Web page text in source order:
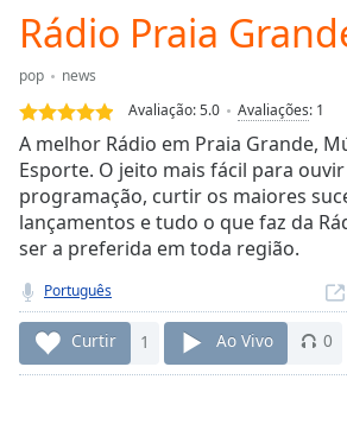
Current
Time0:00
Duration
Loaded:
0.00%
Stream
TypeLIVE
Seek to
live,
currently
behind
live LIVE
Remaining
Time-
Rádio Praia
pop
news
Avaliação:5.0 Avaliações: 1
A melhor Rádio em Praia Grande,
Esporte. O jeito mais fácil para
programação, curtir os maiores
lançamentos e tudo o que faz da
ser a preferida em toda região.
Português
Curtir 1 Ao Vivo 0